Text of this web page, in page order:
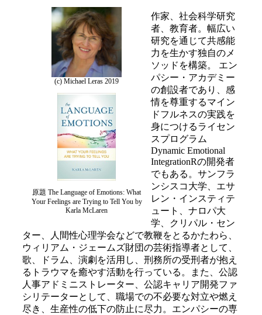
(c) Michael Leras 2019
原題 The Language of Emotions: What
Your Feelings are Trying to Tell You by
Karla McLaren
作家、社会科学研究
者、教育者。幅広い
研究を通じて共感能
力を生かす独自のメ
ソッドを構築。 エン
パシー・アカデミー
の創設者であり、感
情を尊重するマイン
ドフルネスの実践を
身につけるライセン
スプログラム
Dynamic Emotional
IntegrationRの開発者
でもある。サンフラ
ンシスコ大学、エサ
レン・インスティテ
ュート、ナロパ大
学、クリパル・セン
ター、人間性心理学会などで教鞭をとるかたわら、
ウィリアム・ジェームズ財団の芸術指導者として、
歌、ドラム、演劇を活用し、刑務所の受刑者が抱え
るトラウマを癒やす活動を行っている。また、公認
人事アドミニストレーター、公認キャリア開発ファ
シリテーターとして、職場での不必要な対立や燃え
尽き、生産性の低下の防止に尽力。エンパシーの専